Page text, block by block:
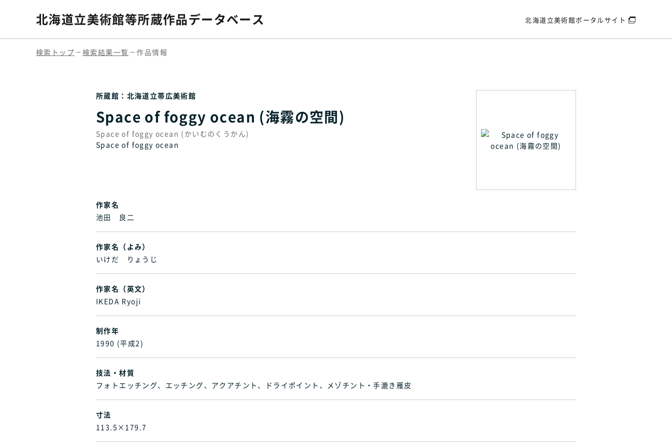
北海道立美術館等所蔵作品データベース 北海道立美術館ポータルサイト
検索トップ 検索結果一覧 作品情報
所蔵館：北海道立帯広美術館
Space of foggy ocean (海霧の空間)
Space of foggy ocean (かいむのくうかん)
Space of foggy ocean
作家名
池田 良二
作家名（よみ）
いけだ りょうじ
作家名（英文）
IKEDA Ryoji
制作年
1990 (平成2)
技法・材質
フォトエッチング、エッチング、アクアチント、ドライポイント、メゾチント・手漉き雁皮
寸法
113.5×179.7